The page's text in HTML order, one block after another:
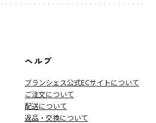
ヘルプ
ブランシェス公式ECサイトについて
ご注文について
配送について
返品・交換について